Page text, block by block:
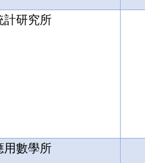
計研究所
用數學所